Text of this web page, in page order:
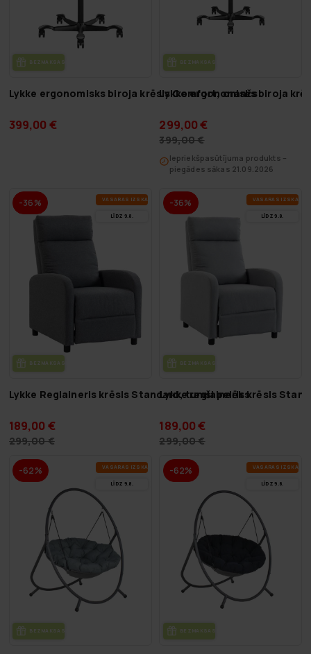
BEZ­MAK­SAS PIE­GĀ­DE
Lykke ergonomisks biroja krēsls Comfort, oranžs
399,00 €
BEZ­MAK­SAS PIE­GĀ­DE
Lykke ergonomisks biroja
299,00 €
399,00 €
Iepriekšpasūtījuma produkts –
piegādes sākas 21.09.2026
-36% VA­SA­RAS IZ­SKA­ŅA
LĪDZ 9.8.
BEZ­MAK­SAS PIE­GĀ­DE
Lykke Reglaineris krēsls Standard, tumši pelēks
189,00 €
299,00 €
-36% VA­SA­RAS IZ­SKA­ŅA
LĪDZ 9.8.
BEZ­MAK­SAS PIE­GĀ­DE
Lykke reglaineris krēsls
189,00 €
299,00 €
-62% VA­SA­RAS IZ­SKA­ŅA
LĪDZ 9.8.
BEZ­MAK­SAS PIE­GĀ­DE
-62% VA­SA­RAS IZ­SKA­ŅA
LĪDZ 9.8.
BEZ­MAK­SAS PIE­GĀ­DE